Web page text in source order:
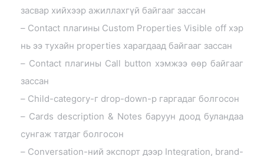
засвар хийхээр ажиллахгүй байгааг зассан
– Contact плагины Custom Properties Visible off хэр
нь ээ тухайн properties харагдаад байгааг зассан
– Contact плагины Call button хэмжээ өөр байгааг
зассан
– Child-category-г drop-down-р гаргадаг болгосон
– Cards description & Notes баруун доод буландаа
сунгаж татдаг болгосон
– Conversation-ний экспорт дээр Integration, brand-